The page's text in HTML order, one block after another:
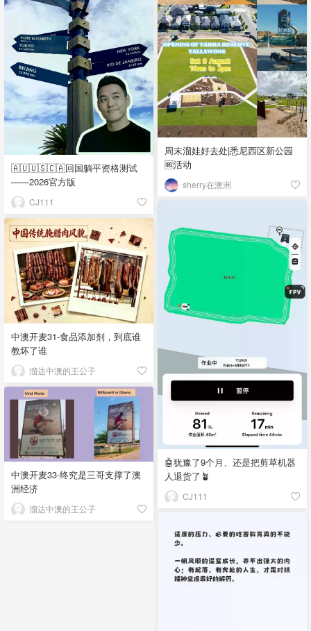
周末溜娃好去处|悉尼西区新公园
🆓活动
sherry在澳洲
🇦🇺🇺🇸🇨🇦回国躺平资格测试
——2026官方版
CJ111
🤖犹豫了9个月、还是把剪草机器
人退货了🪴
CJ111
中澳开麦31-食品添加剂，到底谁
教坏了谁
溜达中澳的王公子
中澳开麦33-终究是三哥支撑了澳
洲经济
溜达中澳的王公子